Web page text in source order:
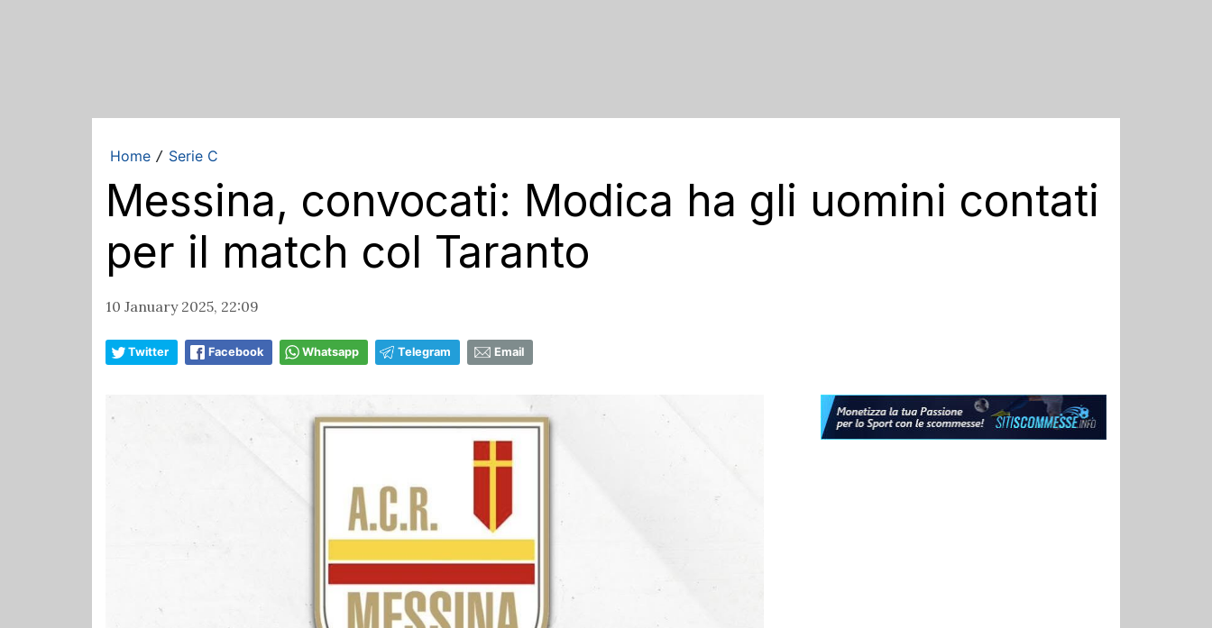
Home / Serie C
Messina, convocati: Modica ha gli uomini contati
per il match col Taranto
10 January 2025, 22:09
Twitter Facebook Whatsapp Telegram Email